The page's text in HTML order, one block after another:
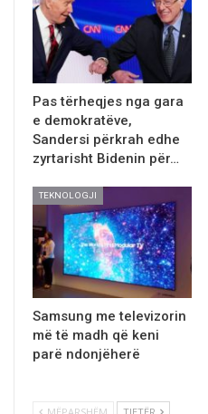
Pas tërheqjes nga gara
e demokratëve,
Sandersi përkrah edhe
zyrtarisht Bidenin për…
TEKNOLOGJI
Samsung me televizorin
më të madh që keni
parë ndonjёherё